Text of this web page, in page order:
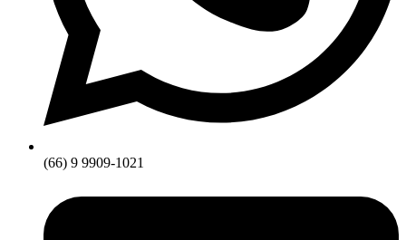
(66) 9 9909-1021